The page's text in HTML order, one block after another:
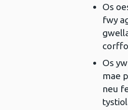
Os
fwy
Os
mae
neu